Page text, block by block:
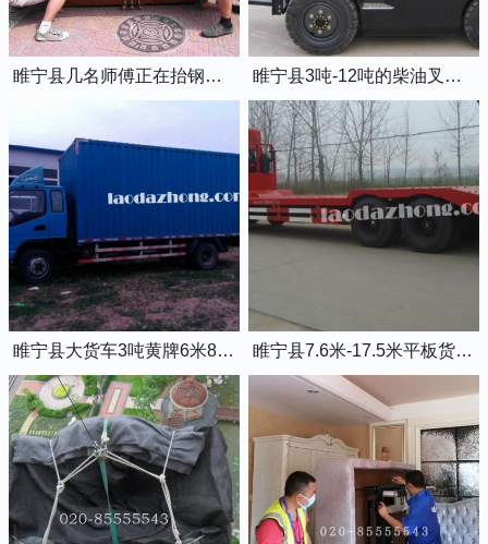
睢宁县几名师傅正在抬钢琴上楼 睢宁县3吨-12吨的柴油叉车出租
睢宁县大货车3吨黄牌6米8的厢式货车 睢宁县7.6米-17.5米平板货车出租